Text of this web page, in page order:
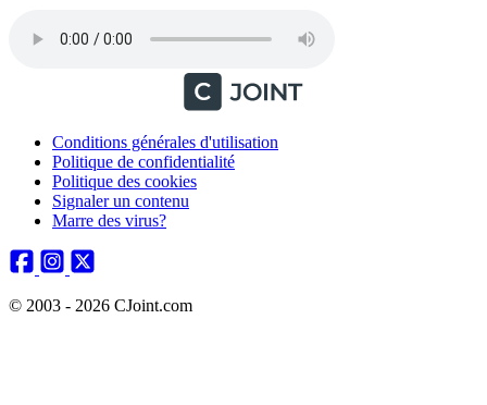
Conditions générales d'utilisation
Politique de confidentialité
Politique des cookies
Signaler un contenu
Marre des virus?
© 2003 - 2026 CJoint.com